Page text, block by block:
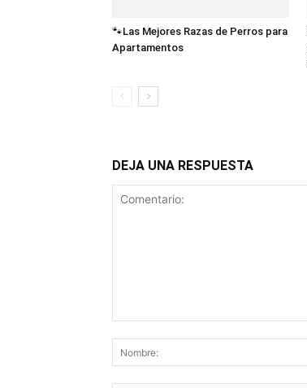
🐾Las Mejores Razas de Perros para
Apartamentos
DEJA UNA RESPUESTA